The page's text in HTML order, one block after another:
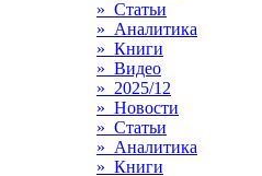
» Статьи
» Аналитика
» Книги
» Видео
» 2025/12
» Новости
» Статьи
» Аналитика
» Книги